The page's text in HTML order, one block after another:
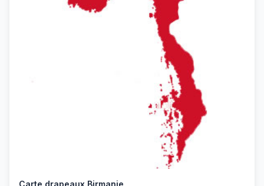
Carte drapeaux Birmanie